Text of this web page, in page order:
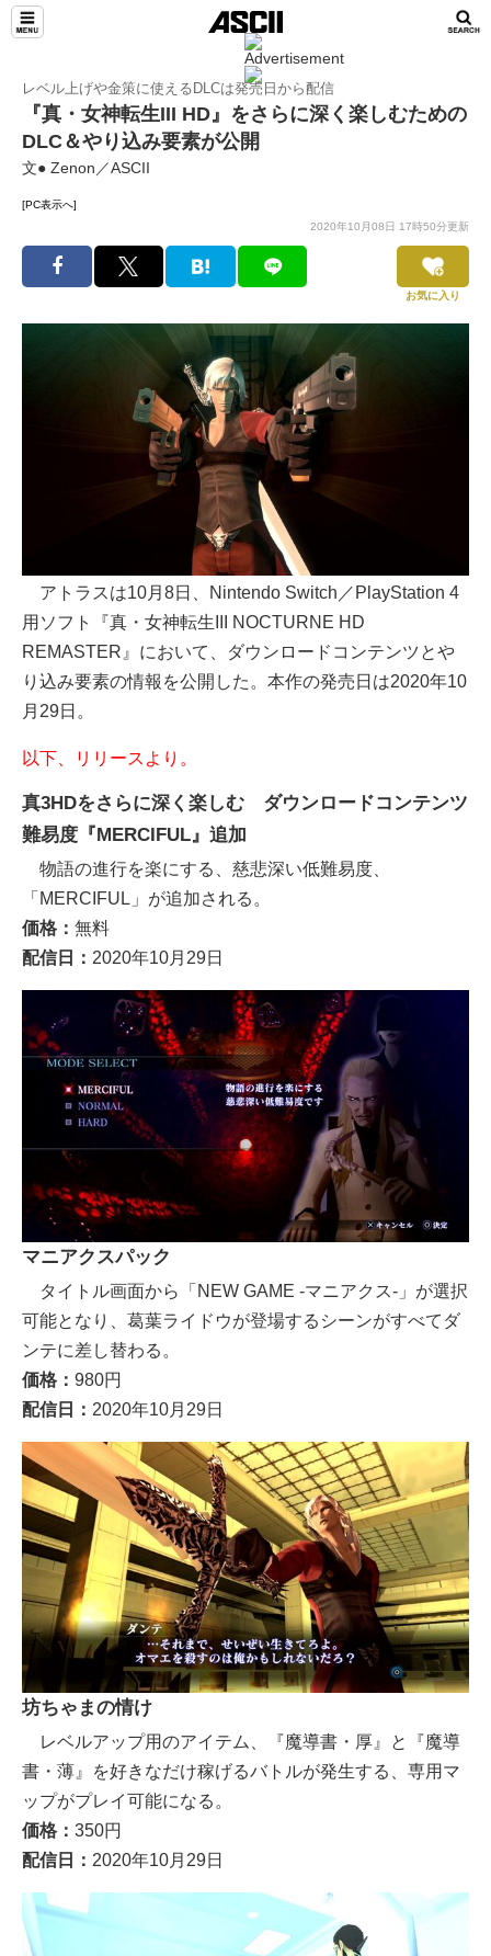
レベル上げや金策に使えるDLCは発売日から配信
『真・女神転生III HD』をさらに深く楽しむための
DLC＆やり込み要素が公開
文● Zenon／ASCII
[PC表示へ]
2020年10月08日 17時50分更新
お気に入り
アトラスは10月8日、Nintendo Switch／PlayStation 4
用ソフト『真・女神転生III NOCTURNE HD
REMASTER』において、ダウンロードコンテンツとや
り込み要素の情報を公開した。本作の発売日は2020年10
月29日。
以下、リリースより。
真3HDをさらに深く楽しむ ダウンロードコンテンツ
難易度『MERCIFUL』追加
物語の進行を楽にする、慈悲深い低難易度、
「MERCIFUL」が追加される。
価格： 無料
配信日： 2020年10月29日
マニアクスパック
タイトル画面から「NEW GAME -マニアクス-」が選択
可能となり、葛葉ライドウが登場するシーンがすべてダ
ンテに差し替わる。
価格： 980円
配信日： 2020年10月29日
坊ちゃまの情け
レベルアップ用のアイテム、『魔導書・厚』と『魔導
書・薄』を好きなだけ稼げるバトルが発生する、専用マ
ップがプレイ可能になる。
価格： 350円
配信日： 2020年10月29日